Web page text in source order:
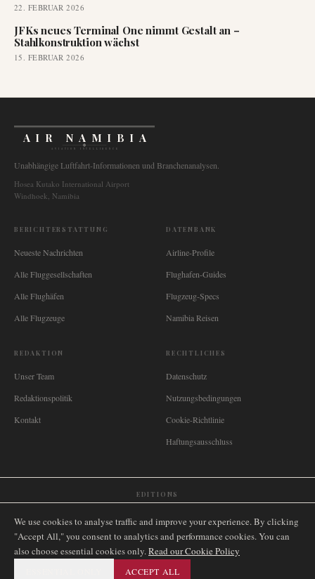
22. FEBRUAR 2026
JFKs neues Terminal One nimmt Gestalt an –
Stahlkonstruktion wächst
15. FEBRUAR 2026
AIR NAMIBIA
AVIATION INTELLIGENCE
Unabhängige Luftfahrt-Informationen und Branchenanalysen.
Hosea Kutako International Airport
Windhoek, Namibia
BERICHTERSTATTUNG
Neueste Nachrichten
Alle Fluggesellschaften
Alle Flughäfen
Alle Flugzeuge
DATENBANK
Airline-Profile
Flughafen-Guides
Flugzeug-Specs
Namibia Reisen
REDAKTION
Unser Team
Redaktionspolitik
Kontakt
RECHTLICHES
Datenschutz
Nutzungsbedingungen
Cookie-Richtlinie
Haftungsausschluss
EDITIONS
🇿🇦 South Africa Singapore🇩🇪 Deutschland Nederland 🇫🇷 France
🇮🇹 Italia🇪🇸 España🇧🇷 Brasil🇸🇪 Sverige🇳🇴 Norge🇩🇰
We use cookies to analyse traffic and improve your experience. By clicking
"Accept All," you consent to analytics and performance cookies. You can
also choose essential cookies only.Read our Cookie Policy
ACCEPT ALL